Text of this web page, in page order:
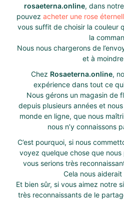
rosaeterna.online, dans
pouvez acheter une rose
vous suffit de choisir la couleur
la
Nous nous chargerons de
et à
Chez Rosaeterna.online,
expérience dans tout ce
Nous gérons un magasin de
depuis plusieurs années et
monde en ligne, que nous
nous n’y connaissons
C’est pourquoi, si nous
voyez quelque chose que nous
vous serions très
Cela nous
Et bien sûr, si vous aimez notre
très reconnaissants de le